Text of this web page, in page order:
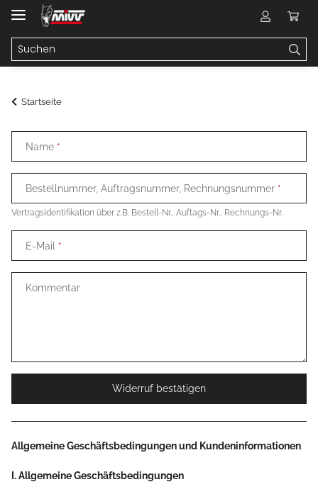
Startseite
Name
Vertragsidentifikation über z.B. Bestell-Nr., Auftags-Nr., Rechnungs-Nr.
Bestellnummer, Auftragsnummer, Rechnungsnummer
E-Mail
Kommentar
Widerruf bestätigen
Allgemeine Geschäftsbedingungen und Kundeninformationen
I. Allgemeine Geschäftsbedingungen